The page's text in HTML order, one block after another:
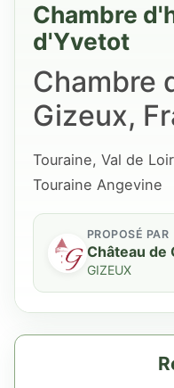
Chambre
d'Yvetot
Chambre
Gizeux,
Touraine, Val de
Touraine Angevine
PROPOSÉ PAR
Château de
GIZEUX